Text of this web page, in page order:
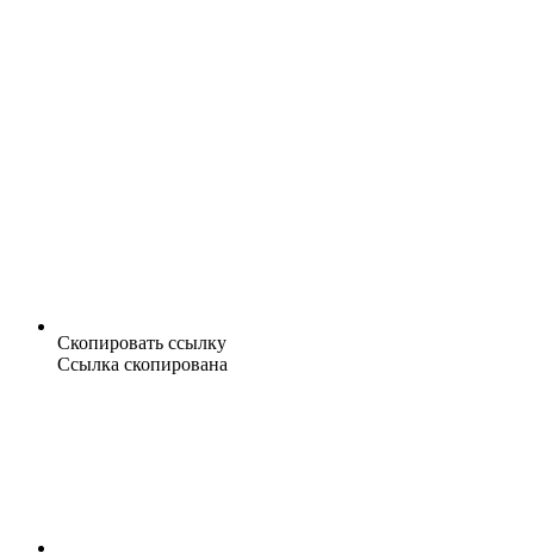
Скопировать ссылку
Ссылка скопирована